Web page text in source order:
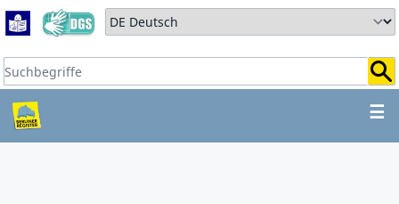
Zum Hauptbereich springen
Zum Hauptmenü springen
Sprache auswählen:
Suchbegriffe:
☰
ZUM HAUPTBEREICH